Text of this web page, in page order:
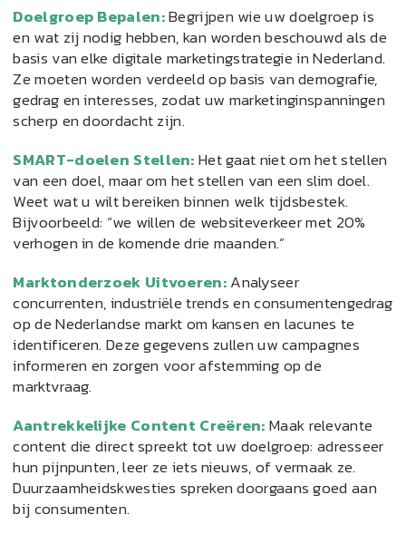
Doelgroep Bepalen:Begrijpen wie uw doelgroep is
en wat zij nodig hebben, kan worden beschouwd als de
basis van elke digitale marketingstrategie in Nederland.
Ze moeten worden verdeeld op basis van demografie,
gedrag en interesses, zodat uw marketinginspanningen
scherp en doordacht zijn.
SMART-doelen Stellen:Het gaat niet om het stellen
van een doel, maar om het stellen van een slim doel.
Weet wat u wilt bereiken binnen welk tijdsbestek.
Bijvoorbeeld: “we willen de websiteverkeer met 20%
verhogen in de komende drie maanden.”
Marktonderzoek Uitvoeren:Analyseer
concurrenten, industriële trends en consumentengedrag
op de Nederlandse markt om kansen en lacunes te
identificeren. Deze gegevens zullen uw campagnes
informeren en zorgen voor afstemming op de
marktvraag.
Aantrekkelijke Content Creëren:Maak relevante
content die direct spreekt tot uw doelgroep: adresseer
hun pijnpunten, leer ze iets nieuws, of vermaak ze.
Duurzaamheidskwesties spreken doorgaans goed aan
bij consumenten.